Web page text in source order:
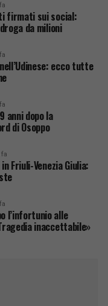
firmati sui social:
da milioni
ecco tutte
anni dopo la
di Osoppo
Friuli-Venezia Giulia:
l’infortunio alle
inaccettabile»